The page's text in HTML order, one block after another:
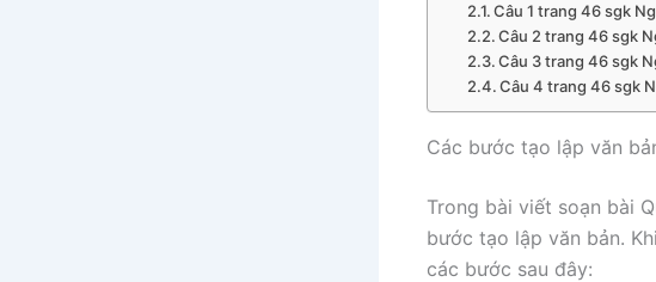
Câu 1 trang 46 sgk
Câu 2 trang 46 sgk
Câu 3 trang 46 sgk
Câu 4 trang 46 sgk
Các bước tạo lập văn
Trong bài viết soạn bài
bước tạo lập văn bản.
các bước sau đây: